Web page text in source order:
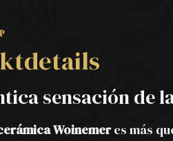
sensación de
Woinemeres más